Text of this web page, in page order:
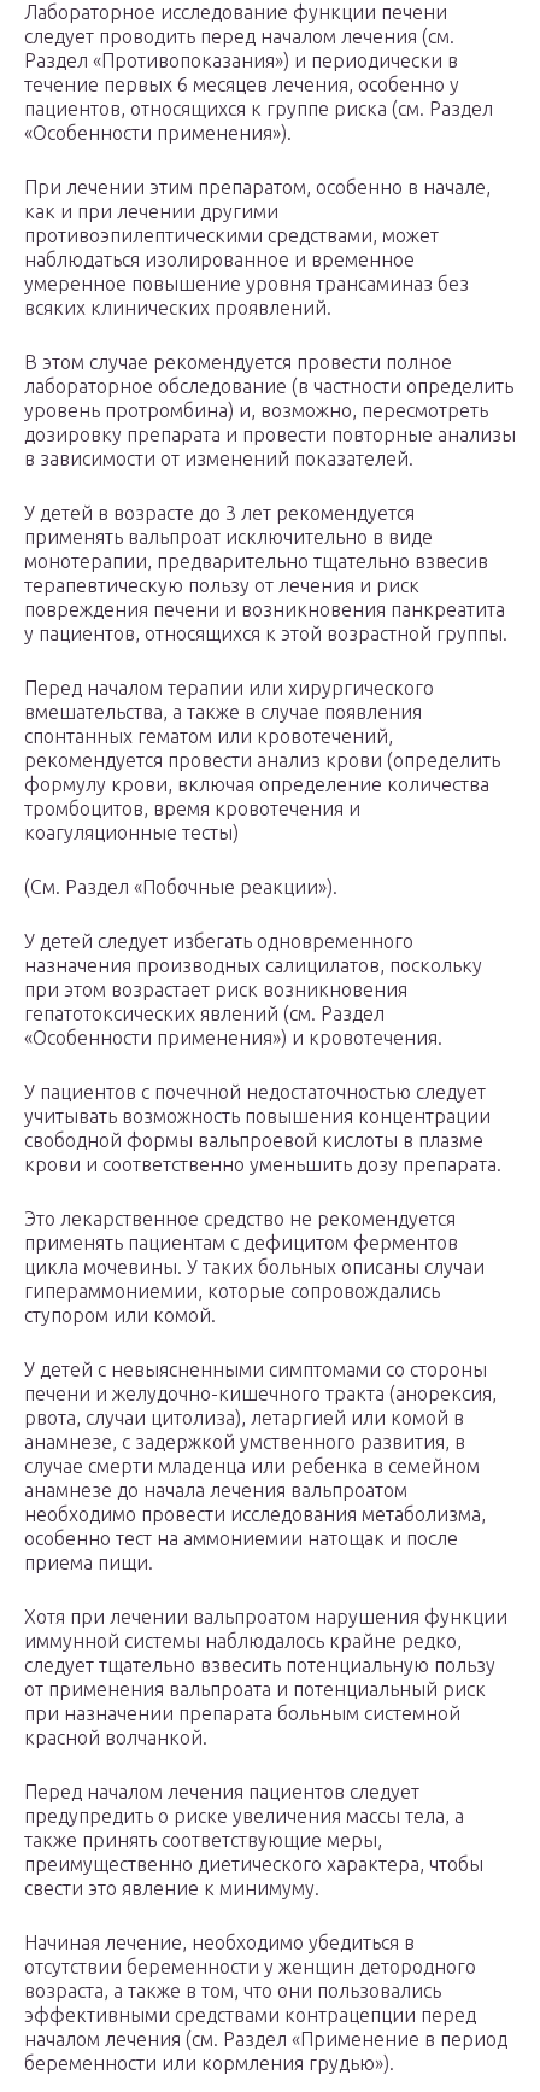
Лабораторное исследование функции печени
следует проводить перед началом лечения (см.
Раздел «Противопоказания») и периодически в
течение первых 6 месяцев лечения, особенно у
пациентов, относящихся к группе риска (см. Раздел
«Особенности применения»).
При лечении этим препаратом, особенно в начале,
как и при лечении другими
противоэпилептическими средствами, может
наблюдаться изолированное и временное
умеренное повышение уровня трансаминаз без
всяких клинических проявлений.
В этом случае рекомендуется провести полное
лабораторное обследование (в частности определить
уровень протромбина) и, возможно, пересмотреть
дозировку препарата и провести повторные анализы
в зависимости от изменений показателей.
У детей в возрасте до 3 лет рекомендуется
применять вальпроат исключительно в виде
монотерапии, предварительно тщательно взвесив
терапевтическую пользу от лечения и риск
повреждения печени и возникновения панкреатита
у пациентов, относящихся к этой возрастной группы.
Перед началом терапии или хирургического
вмешательства, а также в случае появления
спонтанных гематом или кровотечений,
рекомендуется провести анализ крови (определить
формулу крови, включая определение количества
тромбоцитов, время кровотечения и
коагуляционные тесты)
(См. Раздел «Побочные реакции»).
У детей следует избегать одновременного
назначения производных салицилатов, поскольку
при этом возрастает риск возникновения
гепатотоксических явлений (см. Раздел
«Особенности применения») и кровотечения.
У пациентов с почечной недостаточностью следует
учитывать возможность повышения концентрации
свободной формы вальпроевой кислоты в плазме
крови и соответственно уменьшить дозу препарата.
Это лекарственное средство не рекомендуется
применять пациентам с дефицитом ферментов
цикла мочевины. У таких больных описаны случаи
гипераммониемии, которые сопровождались
ступором или комой.
У детей с невыясненными симптомами со стороны
печени и желудочно-кишечного тракта (анорексия,
рвота, случаи цитолиза), летаргией или комой в
анамнезе, с задержкой умственного развития, в
случае смерти младенца или ребенка в семейном
анамнезе до начала лечения вальпроатом
необходимо провести исследования метаболизма,
особенно тест на аммониемии натощак и после
приема пищи.
Хотя при лечении вальпроатом нарушения функции
иммунной системы наблюдалось крайне редко,
следует тщательно взвесить потенциальную пользу
от применения вальпроата и потенциальный риск
при назначении препарата больным системной
красной волчанкой.
Перед началом лечения пациентов следует
предупредить о риске увеличения массы тела, а
также принять соответствующие меры,
преимущественно диетического характера, чтобы
свести это явление к минимуму.
Начиная лечение, необходимо убедиться в
отсутствии беременности у женщин детородного
возраста, а также в том, что они пользовались
эффективными средствами контрацепции перед
началом лечения (см. Раздел «Применение в период
беременности или кормления грудью»).